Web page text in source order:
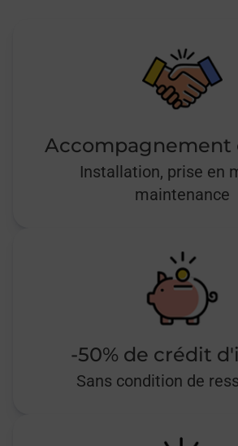
Accompagnement
Installation, prise en
maintenance
-50% de crédit
Sans condition de